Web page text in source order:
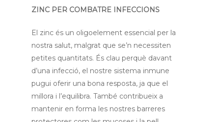
ZINC PER COMBATRE INFECCIONS
El zinc és un oligoelement essencial per la
nostra salut, malgrat que se’n necessiten
petites quantitats. És clau perquè davant
d’una infecció, el nostre sistema inmune
pugui oferir una bona resposta, ja que el
millora i l’equilibra. També contribueix a
mantenir en forma les nostres barreres